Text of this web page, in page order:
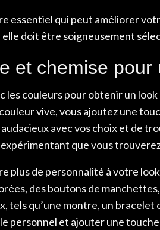
essentiel qui peut améliorer
elle doit être soigneusement
et chemise pour
les couleurs pour obtenir un
vive, vous ajoutez une
audacieux avec vos choix et de
que vous
plus de personnalité à votre
des boutons de
tels qu’une montre, un bracelet
personnel et ajouter une